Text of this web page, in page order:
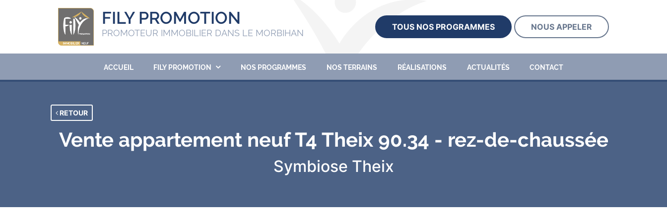
FILY PROMOTION
PROMOTEUR IMMOBILIER DANS LE MORBIHAN
TOUS NOS PROGRAMMES NOUS APPELER
ACCUEIL FILY PROMOTION NOS PROGRAMMES NOS TERRAINS RÉALISATIONS ACTUALITÉS CONTACT
RETOUR
Vente appartement neuf T4 Theix 90.34 - rez-de-chaussée
Symbiose Theix